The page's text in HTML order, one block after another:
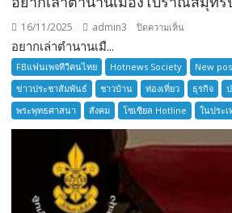
16/11/2025 admin3 ปิดความเห็น
เล่า
ตำนาน
เมือง
โบราณ
สมุทรปราก
อยากเล่าตำนานเมื...
FBแฟนเพจทีวีคนไทย Hotnews Society New
ข่าวประชาสัมพันธ์
ชาวบ้าน ท่องเที่ยว ธุรกิจ
พระพุทธศาสนา
สังคม โซเซียล Hotline ในประเ